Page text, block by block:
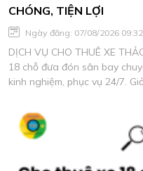
CHÓNG, TIỆN LỢI
Ngày đăng: 07/08/2026
DỊCH VỤ CHO THUÊ XE
18 chỗ đưa đón sân bay
kinh nghiệm, phục vụ 24/7.